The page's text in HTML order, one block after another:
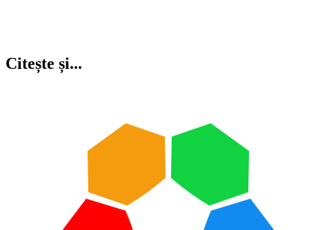
Citește și...